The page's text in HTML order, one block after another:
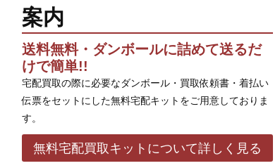
案内
送料無料・ダンボールに詰めて送るだ
けで簡単!!
宅配買取の際に必要なダンボール・買取依頼書・着払い
伝票をセットにした無料宅配キットをご用意しておりま
す。
無料宅配買取キットについて詳しく見る